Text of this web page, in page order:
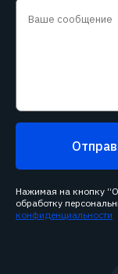
Нажимая на кнопку
обработку
конфиденциальности